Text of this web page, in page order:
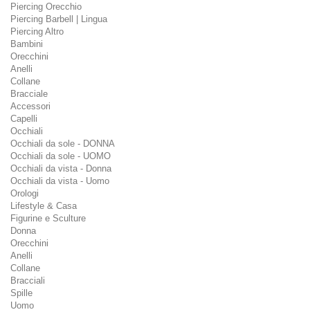
Piercing Orecchio
Piercing Barbell | Lingua
Piercing Altro
Bambini
Orecchini
Anelli
Collane
Bracciale
Accessori
Capelli
Occhiali
Occhiali da sole - DONNA
Occhiali da sole - UOMO
Occhiali da vista - Donna
Occhiali da vista - Uomo
Orologi
Lifestyle & Casa
Figurine e Sculture
Donna
Orecchini
Anelli
Collane
Bracciali
Spille
Uomo